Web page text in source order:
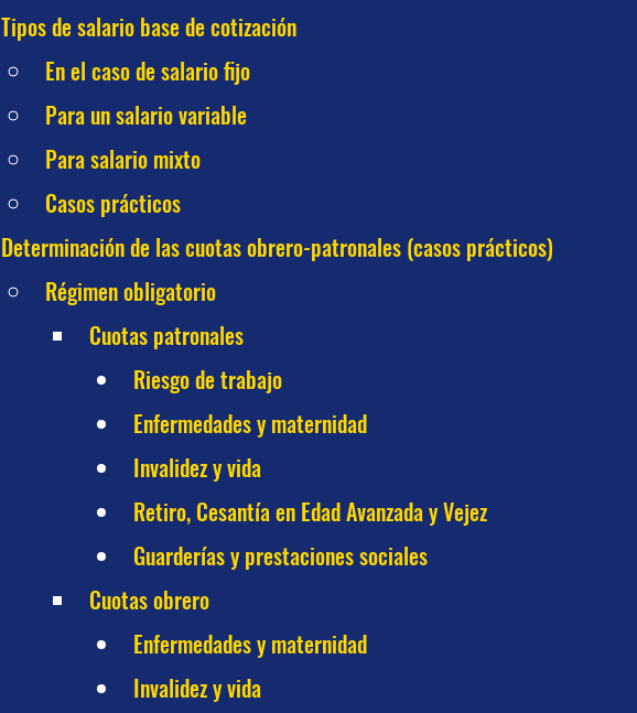
Tipos de salario base de cotización
En el caso de salario fijo
Para un salario variable
Para salario mixto
Casos prácticos
Determinación de las cuotas obrero-patronales (casos prácticos)
Régimen obligatorio
Cuotas patronales
Riesgo de trabajo
Enfermedades y maternidad
Invalidez y vida
Retiro, Cesantía en Edad Avanzada y Vejez
Guarderías y prestaciones sociales
Cuotas obrero
Enfermedades y maternidad
Invalidez y vida